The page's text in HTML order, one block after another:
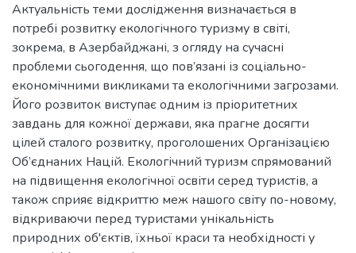
Актуальність теми дослідження визначається в
потребі розвитку екологічного туризму в світі,
зокрема, в Азербайджані, з огляду на сучасні
проблеми сьогодення, що пов’язані із соціально-
економічними викликами та екологічними загрозами.
Його розвиток виступає одним із пріоритетних
завдань для кожної держави, яка прагне досягти
цілей сталого розвитку, проголошених Організацією
Об’єднаних Націй. Екологічний туризм спрямований
на підвищення екологічної освіти серед туристів, а
також сприяє відкриттю меж нашого світу по-новому,
відкриваючи перед туристами унікальність
природних об'єктів, їхньої краси та необхідності у